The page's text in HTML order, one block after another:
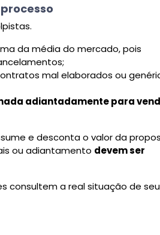
da média do mercado, pois
mal elaborados ou
adiantadamente para
e desconta o valor da
ou adiantamento devem ser
consultem a real situação de seu